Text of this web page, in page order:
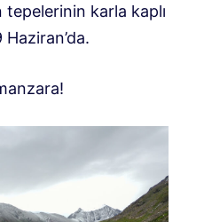
tepelerinin karla kaplı